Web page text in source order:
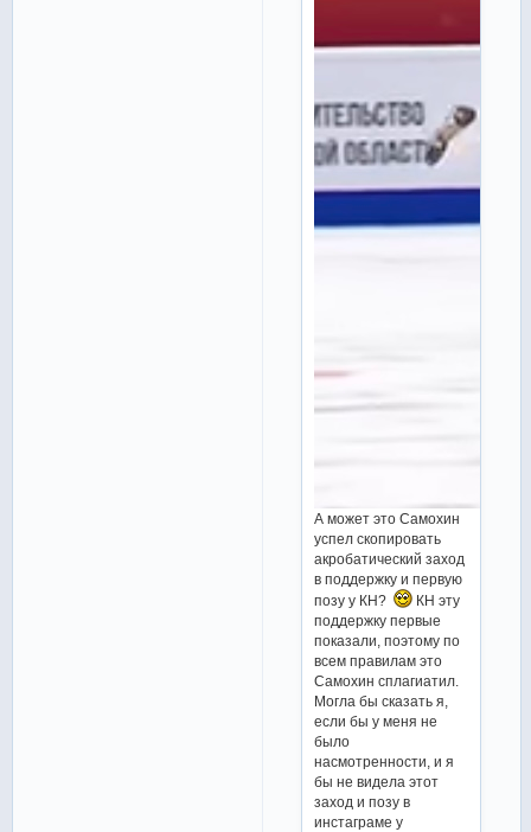
А может это Самохин
успел скопировать
акробатический заход
в поддержку и первую
позу у КН?
КН эту
поддержку первые
показали, поэтому по
всем правилам это
Самохин сплагиатил.
Могла бы сказать я,
если бы у меня не
было
насмотренности, и я
бы не видела этот
заход и позу в
инстаграме у